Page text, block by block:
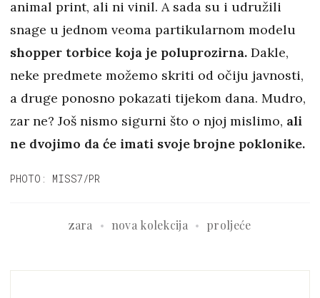
animal print, ali ni vinil. A sada su i udružili
snage u jednom veoma partikularnom modelu
shopper torbice koja je poluprozirna. Dakle,
neke predmete možemo skriti od očiju javnosti,
a druge ponosno pokazati tijekom dana. Mudro,
zar ne? Još nismo sigurni što o njoj mislimo, ali
ne dvojimo da će imati svoje brojne poklonike.
PHOTO: MISS7/PR
zara nova kolekcija proljeće